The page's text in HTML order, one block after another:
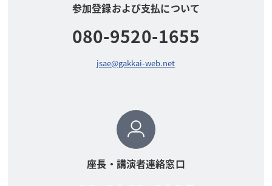
参加登録および支払について
080-9520-1655
jsae@gakkai-web.net
座長・講演者連絡窓口